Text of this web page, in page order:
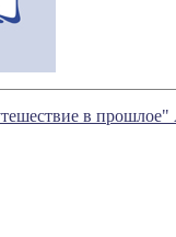
в прошлое"